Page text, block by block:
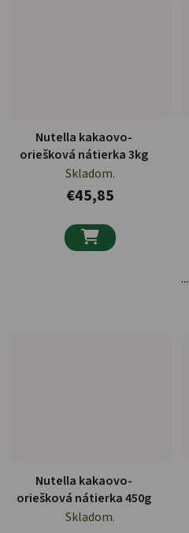
Nutella kakaovo-
oriešková nátierka 3kg
Skladom.
€45,85

...
Nutella kakaovo-
oriešková nátierka 450g
Skladom.